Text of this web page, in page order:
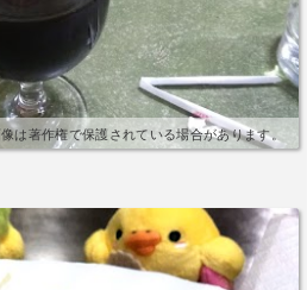
像は著作権で保護されている場合があります。